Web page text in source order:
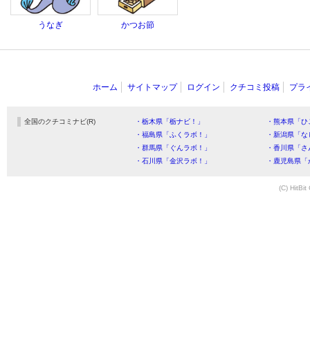
うなぎ かつお節
ホーム サイトマップ ログイン クチコミ投稿 プラ
全国のクチコミナビ(R) ・栃木県「栃ナビ！」
・熊本県「
・福島県「ふくラボ！」
・新潟県「
・群馬県「ぐんラボ！」
・香川県「
・石川県「金沢ラボ！」
・鹿児島県
(C) HitBit